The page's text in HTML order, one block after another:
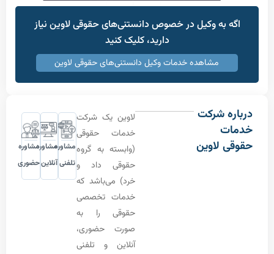
به وکیل در خصوص دانستنی‌های حقوقی لاوین نیاز
دارید، کلیک کنید
مشاهده خدمات وکیل دانستنی‌های حقوقی لاوین
شرکت
لاوین
لاوین یک شرکت
خدمات حقوقی
(وابسته به گروه
حقوقی داد و
خرد) می‌باشد که
خدمات تخصصی
حقوقی را به
صورت حضوری،
آنلاین و تلفنی
مشاوره
تلفنی
مشاوره
آنلاین
مشاوره
حضوری